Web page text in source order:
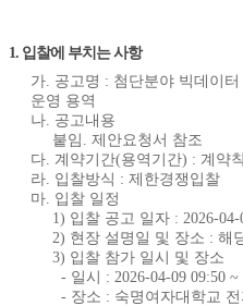
1. 입찰에 부치는 사항
가. 공고명 : 첨단분야 빅데이
운영 용역
나. 공고내용
붙임. 제안요청서 참조
다. 계약기간(용역기간) : 계약
라. 입찰방식 : 제한경쟁입찰
마. 입찰 일정
1) 입찰 공고 일자 : 2026-04-
2) 현장 설명일 및 장소 : 해
3) 입찰 참가 일시 및 장소
- 일시 : 2026-04-09 09:50 ~
- 장소 : 숙명여자대학교